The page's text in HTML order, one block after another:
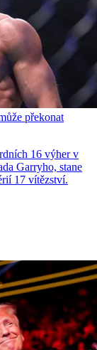
překonat
16 výher v
Garryho, stane
17 vítězství.